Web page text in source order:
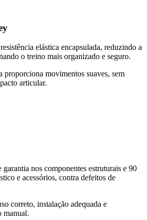
elástica encapsulada, reduzindo a
o treino mais organizado e seguro.
proporciona movimentos suaves, sem
articular.
nos componentes estruturais e 90
e acessórios, contra defeitos de
correto, instalação adequada e
manual.